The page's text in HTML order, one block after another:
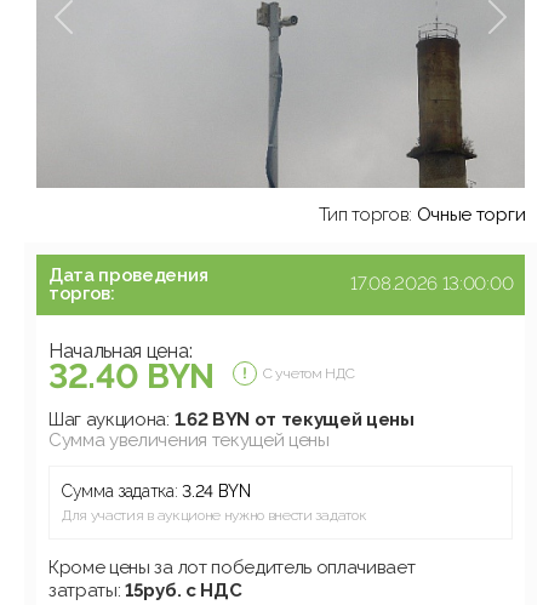
Тип торгов: Очные торги
Дата проведения
торгов:
17.08.2026 13:00:00
Начальная цена:
32.40 BYN С учетом НДС
Шаг аукциона: 1.62 BYN от текущей цены
Сумма увеличения текущей цены
Сумма задатка:3.24 BYN
Для участия в аукционе нужно внести задаток
Кроме цены за лот победитель оплачивает
затраты:15руб. с НДС